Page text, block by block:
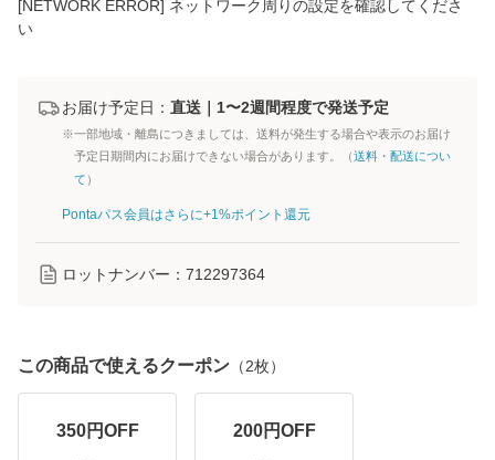
[NETWORK ERROR] ネットワーク周りの設定を確認してくださ
い
お届け予定日： 直送｜1〜2週間程度で発送予定
※一部地域・離島につきましては、送料が発生する場合や表示のお届け
予定日期間内にお届けできない場合があります。（送料・配送につい
て ）
Pontaパス会員はさらに+1%ポイント還元
ロットナンバー： 712297364
この商品で使えるクーポン （2枚）
350円OFF 200円OFF